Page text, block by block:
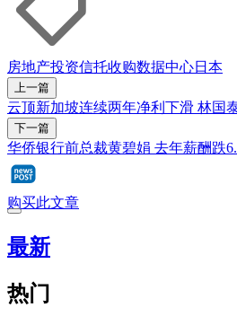
房地产投资信托收购数据中心日本
上一篇
云顶新加坡连续两年净利下滑 林国
下一篇
华侨银行前总裁黄碧娟 去年薪酬跌
购买此文章
最新
热门